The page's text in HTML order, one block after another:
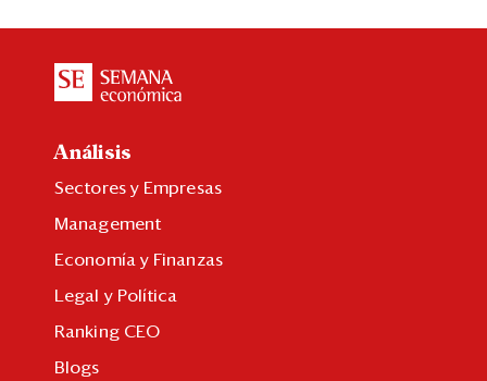
Análisis
Sectores y Empresas
Management
Economía y Finanzas
Legal y Política
Ranking CEO
Blogs